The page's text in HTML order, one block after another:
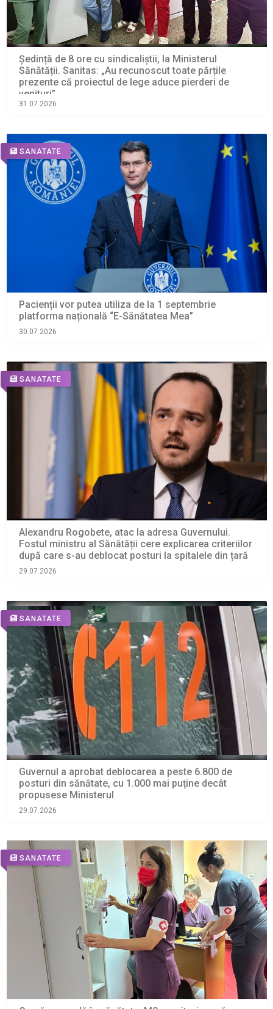
Ședință de 8 ore cu sindicaliștii, la Ministerul
Sănătății. Sanitas: „Au recunoscut toate părțile
prezente că proiectul de lege aduce pierderi de
venituri”
31.07.2026
SANATATE
Pacienții vor putea utiliza de la 1 septembrie
platforma națională “E-Sănătatea Mea”
30.07.2026
SANATATE
Alexandru Rogobete, atac la adresa Guvernului.
Fostul ministru al Sănătății cere explicarea criteriilor
după care s-au deblocat posturi la spitalele din țară
29.07.2026
SANATATE
Guvernul a aprobat deblocarea a peste 6.800 de
posturi din sănătate, cu 1.000 mai puține decât
propusese Ministerul
29.07.2026
SANATATE